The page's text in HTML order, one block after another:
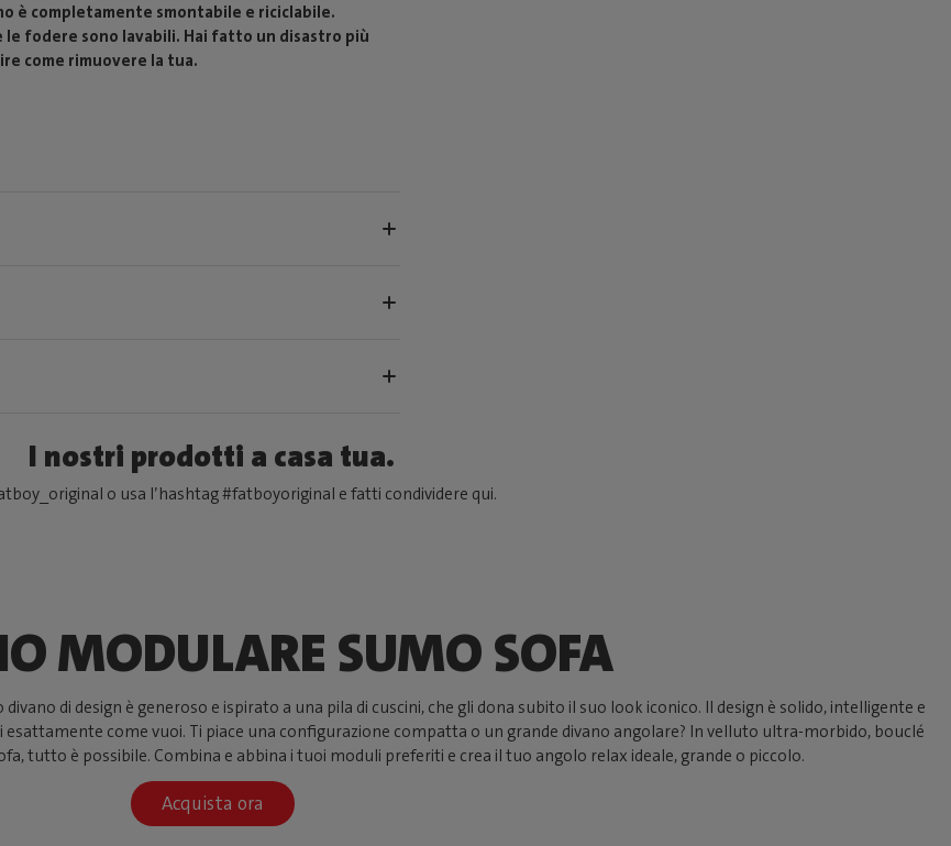
è completamente smontabile e riciclabile.
le fodere sono lavabili. Hai fatto un disastro più
come rimuovere la tua.
I nostri prodotti a casa tua.
o usa l’hashtag #fatboyoriginal e fatti condividere qui.
MODULARE SUMO SOFA
di design è generoso e ispirato a una pila di cuscini, che gli dona subito il suo look iconico. Il design è solido, intelligente e
come vuoi. Ti piace una configurazione compatta o un grande divano angolare? In velluto ultra-morbido, bouclé
tutto è possibile. Combina e abbina i tuoi moduli preferiti e crea il tuo angolo relax ideale, grande o piccolo.
Acquista ora